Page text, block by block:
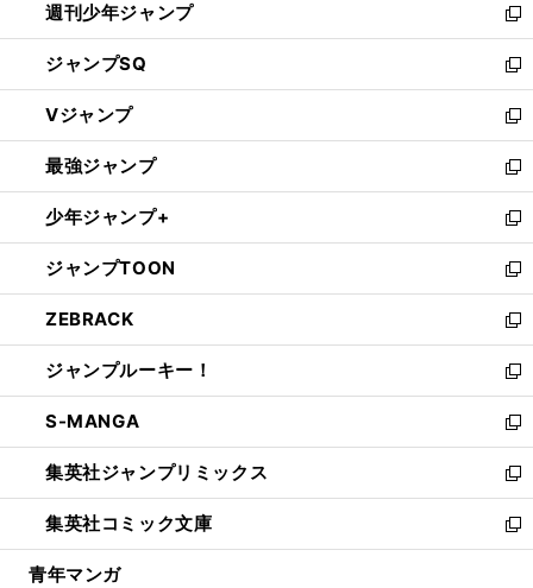
く
週刊少年ジャンプ
新
し
い
ウ
ィ
ン
ド
ウ
で
開
く
ジャンプSQ
新
し
い
ウ
ィ
ン
ド
ウ
で
開
く
Vジャンプ
新
し
い
ウ
ィ
ン
ド
ウ
で
開
く
最強ジャンプ
新
し
い
ウ
ィ
ン
ド
ウ
で
開
く
少年ジャンプ+
新
し
い
ウ
ィ
ン
ド
ウ
で
開
く
ジャンプTOON
新
し
い
ウ
ィ
ン
ド
ウ
で
開
く
ZEBRACK
新
し
い
ウ
ィ
ン
ド
ウ
で
開
ジャンプルーキー！
新
し
い
ウ
ィ
ン
ド
ウ
S-MANGA
新
し
い
ウ
ィ
ン
集英社ジャンプリミックス
新
し
い
ウ
集英社コミック文庫
新
し
青年マンガ